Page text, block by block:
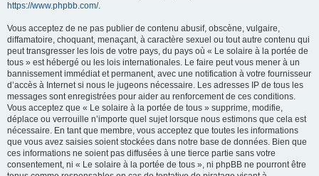
https://www.phpbb.com/.
Vous acceptez de ne pas publier de contenu abusif, obscène, vulgaire,
diffamatoire, choquant, menaçant, à caractère sexuel ou tout autre contenu qui
peut transgresser les lois de votre pays, du pays où « Le solaire à la portée de
tous » est hébergé ou les lois internationales. Le faire peut vous mener à un
bannissement immédiat et permanent, avec une notification à votre fournisseur
d’accès à Internet si nous le jugeons nécessaire. Les adresses IP de tous les
messages sont enregistrées pour aider au renforcement de ces conditions.
Vous acceptez que « Le solaire à la portée de tous » supprime, modifie,
déplace ou verrouille n’importe quel sujet lorsque nous estimons que cela est
nécessaire. En tant que membre, vous acceptez que toutes les informations
que vous avez saisies soient stockées dans notre base de données. Bien que
ces informations ne soient pas diffusées à une tierce partie sans votre
consentement, ni « Le solaire à la portée de tous », ni phpBB ne pourront être